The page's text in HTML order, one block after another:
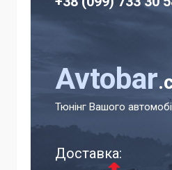
Avtobar
Тюнінг Вашого
Доставка: